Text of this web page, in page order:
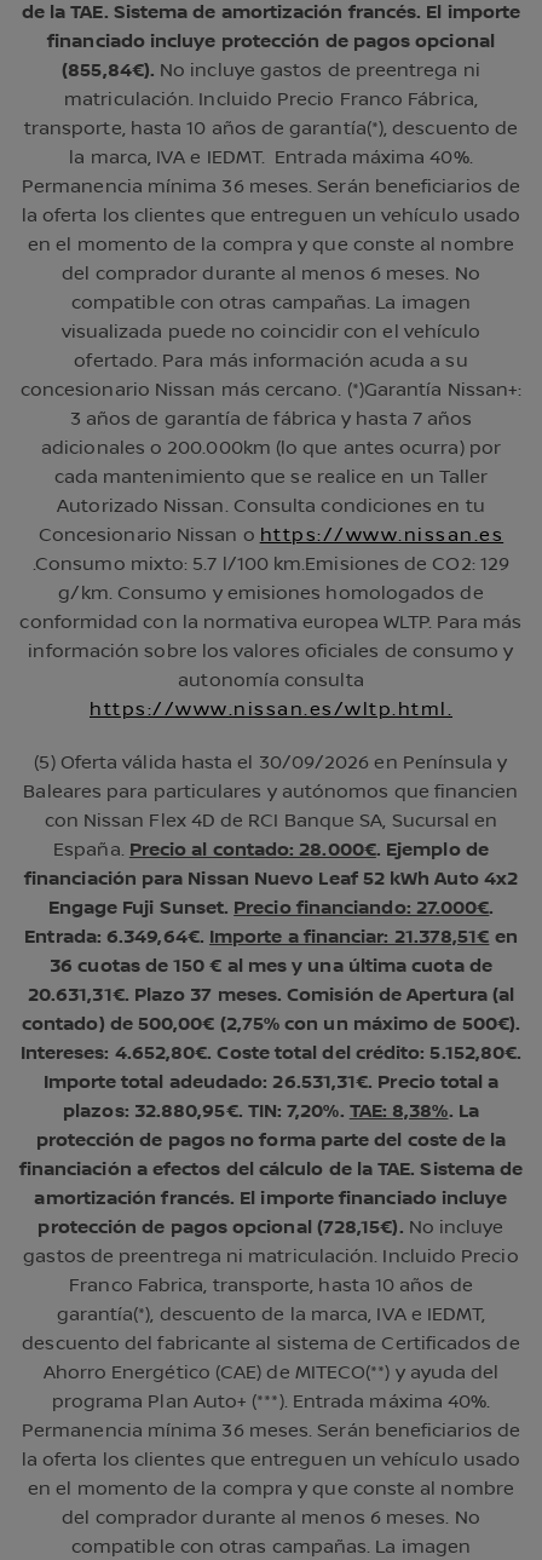
de la TAE. Sistema de amortización francés. El importe
financiado incluye protección de pagos opcional
(855,84€). No incluye gastos de preentrega ni
matriculación. Incluido Precio Franco Fábrica,
transporte, hasta 10 años de garantía(*), descuento de
la marca, IVA e IEDMT. Entrada máxima 40%.
Permanencia mínima 36 meses. Serán beneficiarios de
la oferta los clientes que entreguen un vehículo usado
en el momento de la compra y que conste al nombre
del comprador durante al menos 6 meses. No
compatible con otras campañas. La imagen
visualizada puede no coincidir con el vehículo
ofertado. Para más información acuda a su
concesionario Nissan más cercano. (*)Garantía Nissan+:
3 años de garantía de fábrica y hasta 7 años
adicionales o 200.000km (lo que antes ocurra) por
cada mantenimiento que se realice en un Taller
Autorizado Nissan. Consulta condiciones en tu
Concesionario Nissan o https://www.nissan.es
.Consumo mixto: 5.7 l/100 km.Emisiones de CO2: 129
g/km. Consumo y emisiones homologados de
conformidad con la normativa europea WLTP. Para más
información sobre los valores oficiales de consumo y
autonomía consulta
https://www.nissan.es/wltp.html.
(5) Oferta válida hasta el 30/09/2026 en Península y
Baleares para particulares y autónomos que financien
con Nissan Flex 4D de RCI Banque SA, Sucursal en
España. Precio al contado: 28.000€. Ejemplo de
financiación para Nissan Nuevo Leaf 52 kWh Auto 4x2
Engage Fuji Sunset. Precio financiando: 27.000€.
Entrada: 6.349,64€. Importe a financiar: 21.378,51€ en
36 cuotas de 150 € al mes y una última cuota de
20.631,31€. Plazo 37 meses. Comisión de Apertura (al
contado) de 500,00€ (2,75% con un máximo de 500€).
Intereses: 4.652,80€. Coste total del crédito: 5.152,80€.
Importe total adeudado: 26.531,31€. Precio total a
plazos: 32.880,95€. TIN: 7,20%. TAE: 8,38%. La
protección de pagos no forma parte del coste de la
financiación a efectos del cálculo de la TAE. Sistema de
amortización francés. El importe financiado incluye
protección de pagos opcional (728,15€). No incluye
gastos de preentrega ni matriculación. Incluido Precio
Franco Fabrica, transporte, hasta 10 años de
garantía(*), descuento de la marca, IVA e IEDMT,
descuento del fabricante al sistema de Certificados de
Ahorro Energético (CAE) de MITECO(**) y ayuda del
programa Plan Auto+ (***). Entrada máxima 40%.
Permanencia mínima 36 meses. Serán beneficiarios de
la oferta los clientes que entreguen un vehículo usado
en el momento de la compra y que conste al nombre
del comprador durante al menos 6 meses. No
compatible con otras campañas. La imagen